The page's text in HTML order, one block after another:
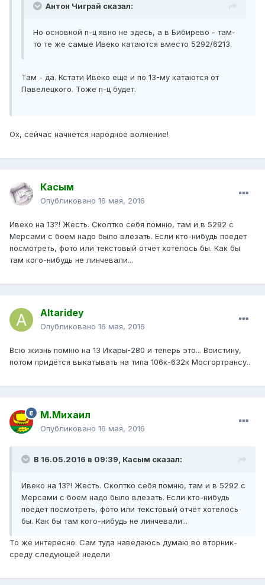
Антон Чиграй сказал:
Но основной п-ц явно не здесь, а в Бибирево - там-
то те же самые Ивеко катаются вместо 5292/6213.
Там - да. Кстати Ивеко ещё и по 13-му катаются от
Павелецкого. Тоже п-ц будет.
Ох, сейчас начнется народное волнение!
Касым
Опубликовано 16 мая, 2016
Ивеко на 13?! Жесть. Сколтко себя помню, там и в 5292 с
Мерсами с боем надо было влезать. Если кто-нибудь поедет
посмотреть, фото или текстовый отчёт хотелось бы. Как бы
там кого-нибудь не линчевали...
Altaridey
Опубликовано 16 мая, 2016
Всю жизнь помню на 13 Икары-280 и теперь это... Воистину,
потом придётся выкатывать на типа 106к-632к Мосгортрансу..
М.Михаил
Опубликовано 16 мая, 2016
В 16.05.2016 в 09:39, Касым сказал:
Ивеко на 13?! Жесть. Сколтко себя помню, там и в 5292 с
Мерсами с боем надо было влезать. Если кто-нибудь
поедет посмотреть, фото или текстовый отчёт хотелось
бы. Как бы там кого-нибудь не линчевали...
То же интересно. Сам туда наведаюсь думаю во вторник-
среду следующей недели